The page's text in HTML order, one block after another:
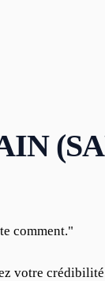
comment."
votre